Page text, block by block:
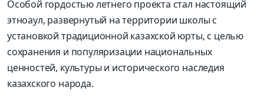
Особой гордостью летнего проекта стал настоящий
этноаул, развернутый на территории школы с
установкой традиционной казахской юрты, с целью
сохранения и популяризации национальных
ценностей, культуры и исторического наследия
казахского народа.